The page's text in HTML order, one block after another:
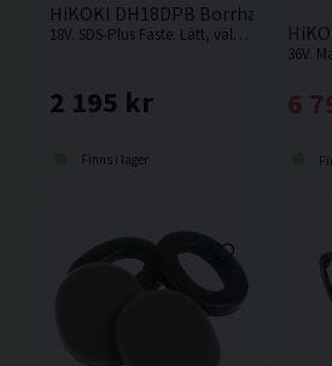
HiKOKI DH18DPB Borrhammare
18V. SDS-Plus Fäste. Lätt, välbalanserad och kompakt kolborstfri borrhammare för borrning med eller utan slag från HiKOKI. Levereras utan batteri & laddare.
2 195 kr
Finns i lager
6